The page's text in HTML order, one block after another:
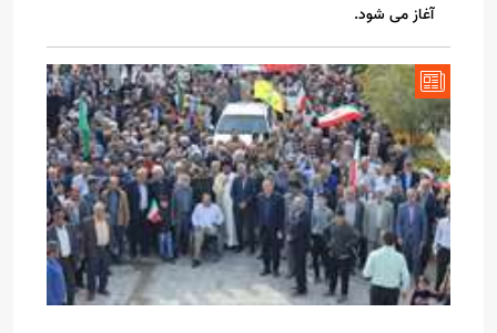
آغاز می شود.